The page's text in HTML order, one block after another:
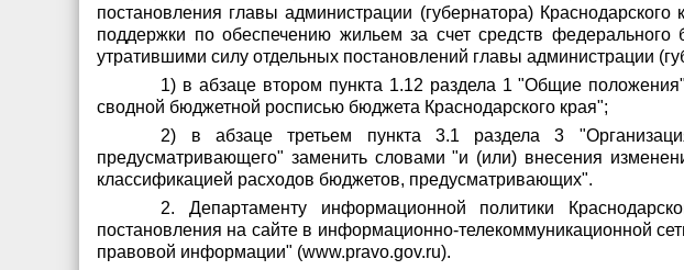
постановления главы администрации (губернатора)
поддержки по обеспечению жильем за счет средств
утратившими силу отдельных постановлений главы администрации
1) в абзаце втором пункта 1.12 раздела 1 "Общие
сводной бюджетной росписью бюджета Краснодарского края";
2) в абзаце третьем пункта 3.1 раздела 3
предусматривающего" заменить словами "и (или) внесения
классификацией расходов бюджетов, предусматривающих".
2. Департаменту информационной политики
постановления на сайте в информационно-телекоммуникационной
правовой информации" (www.pravo.gov.ru).